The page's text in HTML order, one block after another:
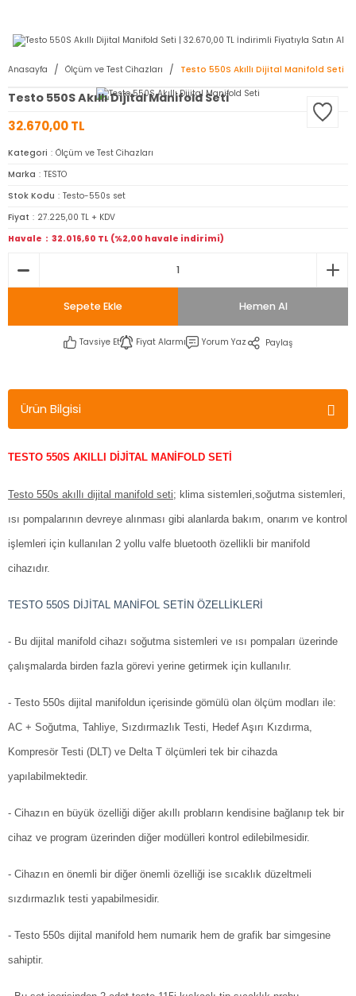
Anasayfa Ölçüm ve Test Cihazları Testo 550S Akıllı Dijital Manifold Seti
Testo 550S Akıllı Dijital Manifold Seti
32.670,00 TL
Kategori
Ölçüm ve Test Cihazları
Marka
TESTO
Stok Kodu
Testo-550s set
Fiyat
27.225,00 TL + KDV
Havale
32.016,60 TL (%2,00 havale indirimi)
Sepete Ekle Hemen Al
Tavsiye Et Fiyat Alarmı Yorum Yaz Paylaş
Ürün Bilgisi
TESTO 550S AKILLI DİJİTAL MANİFOLD SETİ
Testo 550s akıllı dijital manifold seti; klima sistemleri,soğutma sistemleri,
ısı pompalarının devreye alınması gibi alanlarda bakım, onarım ve kontrol
işlemleri için kullanılan 2 yollu valfe bluetooth özellikli bir manifold
cihazıdır.
TESTO 550S DİJİTAL MANİFOL SETİN ÖZELLİKLERİ
- Bu dijital manifold cihazı soğutma sistemleri ve ısı pompaları üzerinde
çalışmalarda birden fazla görevi yerine getirmek için kullanılır.
- Testo 550s dijital manifoldun içerisinde gömülü olan ölçüm modları ile:
AC + Soğutma, Tahliye, Sızdırmazlık Testi, Hedef Aşırı Kızdırma,
Kompresör Testi (DLT) ve Delta T ölçümleri tek bir cihazda
yapılabilmektedir.
- Cihazın en büyük özelliği diğer akıllı probların kendisine bağlanıp tek bir
cihaz ve program üzerinden diğer modülleri kontrol edilebilmesidir.
- Cihazın en önemli bir diğer önemli özelliği ise sıcaklık düzeltmeli
sızdırmazlık testi yapabilmesidir.
- Testo 550s dijital manifold hem numarik hem de grafik bar simgesine
sahiptir.